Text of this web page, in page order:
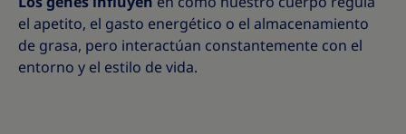
el apetito, el gasto energético o el almacenamiento
de grasa, pero interactúan constantemente con el
entorno y el estilo de vida.